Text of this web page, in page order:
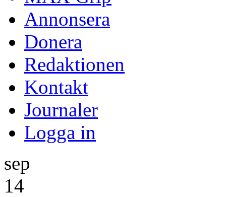
Annonsera
Donera
Redaktionen
Kontakt
Journaler
Logga in
sep
14